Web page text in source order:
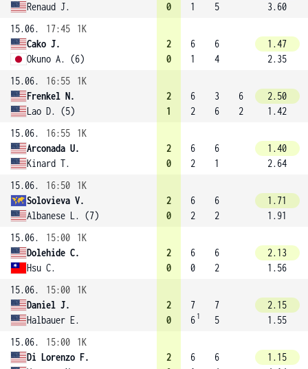
Renaud J.
0
1
5
3.60
15.06.
17:45
1K
Cako J.
Okuno A. (6)
2
0
6
1
6
4
1.47
2.35
15.06.
16:55
1K
Frenkel N.
Lao D. (5)
2
1
6
2
3
6
6
2
2.50
1.42
15.06.
16:55
1K
Arconada U.
Kinard T.
2
0
6
2
6
1
1.40
2.64
15.06.
16:50
1K
Solovieva V.
Albanese L. (7)
2
0
6
2
6
2
1.71
1.91
15.06.
15:00
1K
Dolehide C.
Hsu C.
2
0
6
0
6
2
2.13
1.56
15.06.
15:00
1K
Daniel J.
Halbauer E.
2
0
7
6 1
7
5
2.15
1.55
15.06.
15:00
1K
Di Lorenzo F.
2
6
6
1.15